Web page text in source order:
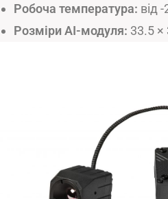
Робоча температура: від
Розміри AI-модуля: 33.5